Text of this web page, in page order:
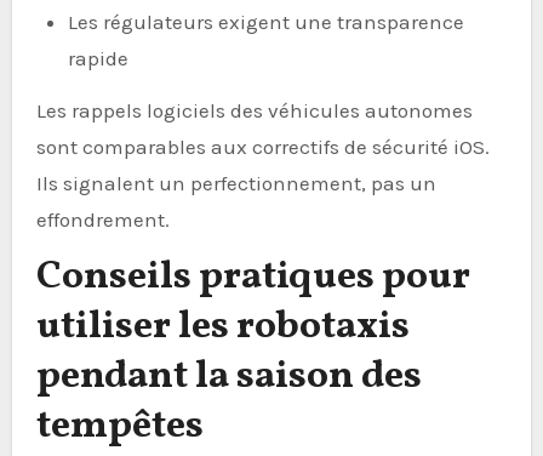
Les régulateurs exigent une transparence
rapide
Les rappels logiciels des véhicules autonomes
sont comparables aux correctifs de sécurité iOS.
Ils signalent un perfectionnement, pas un
effondrement.
Conseils pratiques pour
utiliser les robotaxis
pendant la saison des
tempêtes